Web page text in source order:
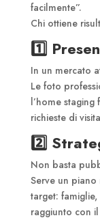
facilmente”.
Chi ottiene
1️⃣
In un mercato
Le foto
l’home
richieste di
2️⃣
Non basta
Serve un
target:
raggiunto con